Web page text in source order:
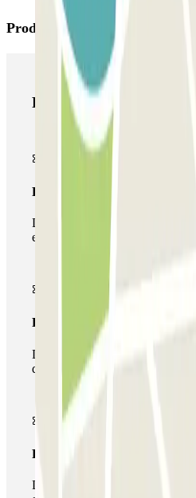
Produtos Parclick
Produtos Parclick
Passe simples
Durante a sua estadia, só poderá
estacionamento uma vez.
Passe multiestacionamento
Durante a sua estadia, pode
de estacionamento deste
Passe ilimitado
Durante a sua estadia, pode